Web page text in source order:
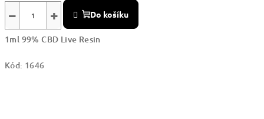
+
− Do košíku
1ml 99% CBD Live Resin
Kód: 1646